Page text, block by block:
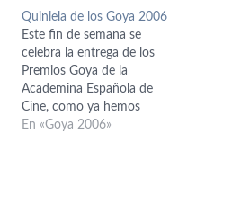
Quiniela de los Goya 2006
Este fin de semana se
celebra la entrega de los
Premios Goya de la
Academina Española de
Cine, como ya hemos
explicado anteriormente, y
En «Goya 2006»